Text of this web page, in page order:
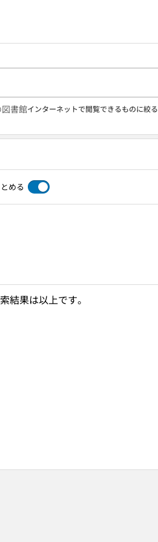
書館インターネットで閲覧できるものに絞る
める
結果は以上です。